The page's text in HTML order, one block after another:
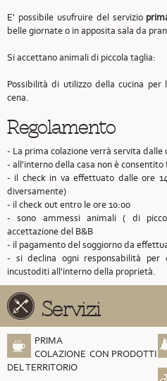
E' possibile usufruire del servizio
belle giornate o in apposita sala da
Si accettano animali di piccola taglia:
Possibilità di utilizzo della cucina
cena.
Regolamento
- La prima colazione verrà servita dalle
- all'interno della casa non è consentito
- il check in va effettuato dalle ore
diversamente)
- il check out entro le ore 10:00
- sono ammessi animali ( di
accettazione del B&B
- il pagamento del soggiorno da
- si declina ogni responsabilità per
incustoditi all'interno della proprietà.
Servizi
PRIMA
COLAZIONE CON PRODOTTI
DEL TERRITORIO